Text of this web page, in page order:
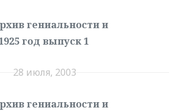
гениальности и
год выпуск 1
28 июля, 2003
гениальности и